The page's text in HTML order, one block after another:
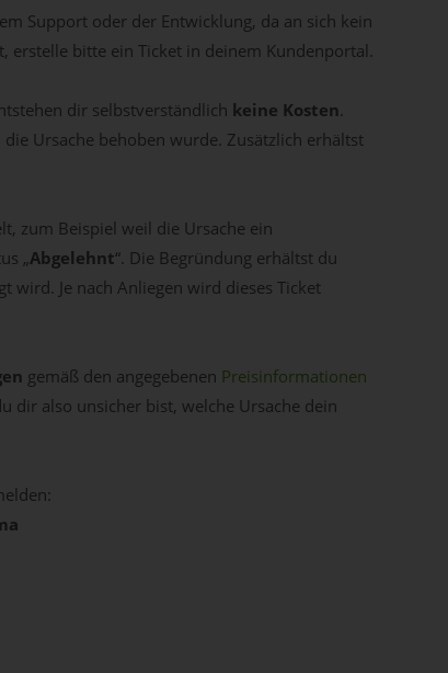
Support oder der Entwicklung, da an sich kein
bitte ein Ticket in deinem Kundenportal.
dir selbstverständlich keine Kosten
die Ursache behoben wurde. Zusätzlich erhältst
zum Beispiel weil die Ursache ein
„Abgelehnt“. Die Begründung erhältst du
wird. Je nach Anliegen wird dieses Ticket
gemäß den angegebenen Preisinformationen
dir also unsicher bist, welche Ursache dein